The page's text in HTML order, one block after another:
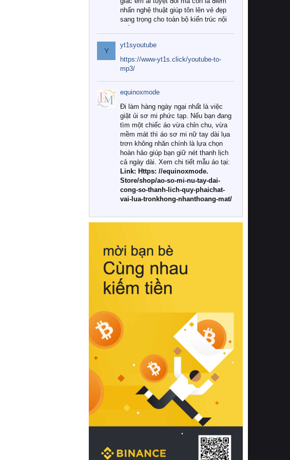
nhấn nghệ thuật giúp tôn lên vẻ đẹp
sang trọng cho toàn bộ kiến trúc nội
Tuy nhiên, giữa thị trường đa dạng
với vô vàn thương hiệu và mẫu mã
như hiện nay, làm thế nào để chọn
được những bộ chăn ga gối đệm cao
cấp thực sự chất lượng, phù hợp với
khí hậu và nhu cầu sử dụng của gia
đình? Hãy cùng chúng tôi đi tìm lời
giải đáp chi tiết qua bài viết dưới đây.
1. Tại sao các gia đình hiện đại lại ưa
chuộng chăn ga gối đệm cao cấp?
Khác với các dòng sản phẩm thông
thường, những bộ chăn ga gối đệm
cao cấp trải qua quy trình sản xuất
nghiêm ngặt từ khâu chọn lọc nguyên
liệu tự nhiên đến công nghệ dệt
nhuộm hiện đại không chứa hóa chất
này, bạn sẽ cảm nhận rõ rệt sự khác
hồi chuẩn xác của phần đệm nâng đỡ
cột sống.
Bên cạnh đó, việc lựa chọn các dòng
sản phẩm đạt chuẩn chất lượng quốc
tế còn giúp ngăn ngừa tình trạng kích
khuẩn và nấm mốc trong điều kiện
thời tiết nóng ẩm. Bạn có thể tìm hiểu
thêm các nghiên cứu khoa học về tác
động của giấc ngủ và môi trường
phòng ngủ đối với sức khỏe con
người tại Sleep Foundation (External
Link) để có cái nhìn toàn diện hơn.
2. Các tiêu chí vàng khi lựa chọn
chăn ga gối đệm cao cấp cho phòng
ngủ
Để sở hữu một bộ chăn ga gối đệm
cao cấp hoàn hảo cả về thẩm mỹ lẫn
công năng, người tiêu dùng cần cân
nhắc kỹ lưỡng các tiêu chí quan trọng
Y
yt1syoutube
https://www-yt1s.click/youtube-to-
mp3/
equinoxmode
Đi làm hàng ngày ngại nhất là việc
giặt ủi sơ mi phức tạp. Nếu bạn đang
tìm một chiếc áo vừa chỉn chu, vừa
mềm mát thì áo sơ mi nữ tay dài lụa
trơn không nhăn chính là lựa chọn
hoàn hảo giúp bạn giữ nét thanh lịch
cả ngày dài. Xem chi tiết mẫu áo tại:
Link: Https: //equinoxmode.
Store/shop/ao-so-mi-nu-tay-dai-
cong-so-thanh-lich-quy-phaichat-
vai-lua-tronkhong-nhanthoang-mat/